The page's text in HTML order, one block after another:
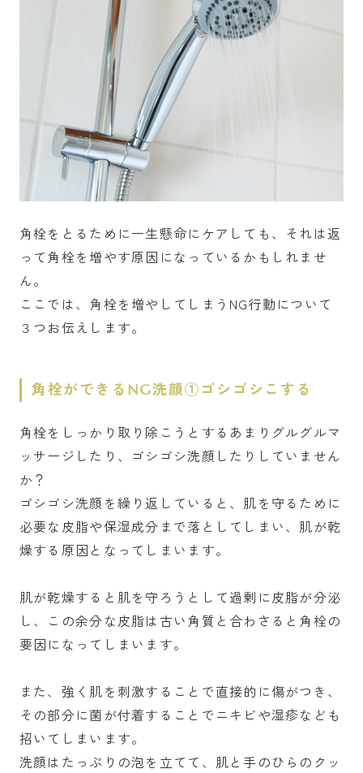
角栓をとるために一生懸命にケアしても、それは返
って角栓を増やす原因になっているかもしれませ
ん。
ここでは、角栓を増やしてしまうNG行動について
３つお伝えします。
角栓ができるNG洗顔①ゴシゴシこする
角栓をしっかり取り除こうとするあまりグルグルマ
ッサージしたり、ゴシゴシ洗顔したりしていません
か？
ゴシゴシ洗顔を繰り返していると、肌を守るために
必要な皮脂や保湿成分まで落としてしまい、肌が乾
燥する原因となってしまいます。
肌が乾燥すると肌を守ろうとして過剰に皮脂が分泌
し、この余分な皮脂は古い角質と合わさると角栓の
要因になってしまいます。
また、強く肌を刺激することで直接的に傷がつき、
その部分に菌が付着することでニキビや湿疹なども
招いてしまいます。
洗顔はたっぷりの泡を立てて、肌と手のひらのクッ